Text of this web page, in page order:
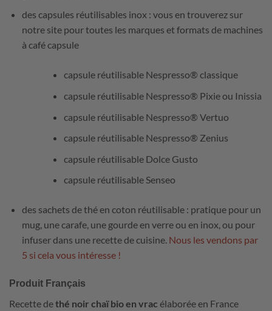
des capsules réutilisables inox : vous en trouverez sur
notre site pour toutes les marques et formats de machines
à café capsule
capsule réutilisable Nespresso® classique
capsule réutilisable Nespresso® Pixie ou Inissia
capsule réutilisable Nespresso® Vertuo
capsule réutilisable Nespresso® Zenius
capsule réutilisable Dolce Gusto
capsule réutilisable Senseo
des sachets de thé en coton réutilisable : pratique pour un
mug, une carafe, une gourde en verre ou en inox, ou pour
infuser dans une recette de cuisine. Nous les vendons par
5 si cela vous intéresse !
Produit Français
Recette dethé noir chaï bio en vrac élaborée en France